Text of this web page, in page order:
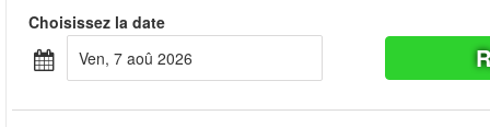
Choisissez la date
ven, 7 aoû 2026